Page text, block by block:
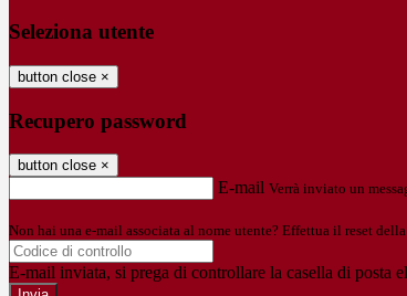
Seleziona utente
button close ×
Recupero password
button close ×
E-mail Verrà inviato un
Non hai una e-mail associata al nome utente? Effettua il reset
E-mail inviata, si prega di controllare la casella di posta